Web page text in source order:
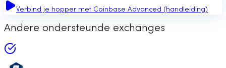
Verbind je hopper met Coinbase Advanced (handleiding)
Andere ondersteunde exchanges